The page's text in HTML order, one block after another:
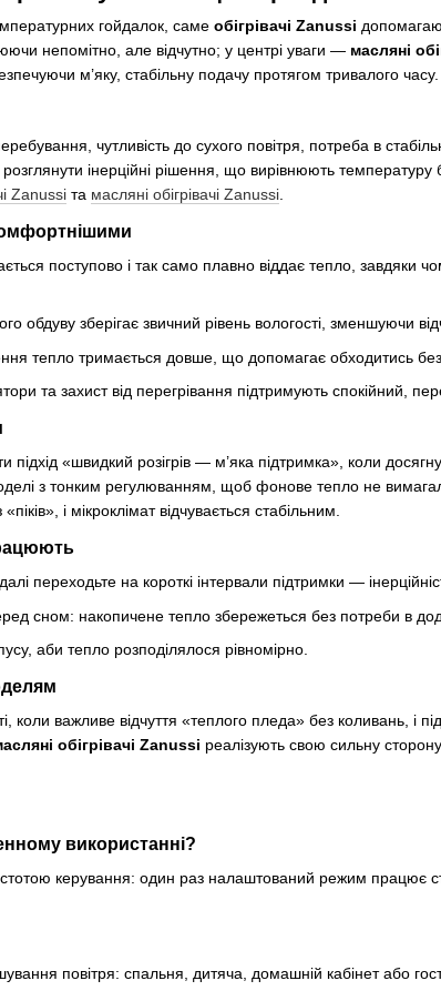
гойдалок, саме обігрівачі Zanussi
непомітно, але відчутно; у центрі уваги — масляні
м’яку, стабільну подачу протягом тривалого часу.
чутливість до сухого повітря, потреба в
розглянути інерційні рішення, що вирівнюють
Zanussi та масляні обігрівачі Zanussi
поступово і так само плавно віддає тепло, завдяки
обдуву зберігає звичний рівень вологості, зменшуючи
тепло тримається довше, що допомагає обходитись без
та захист від перегрівання підтримують спокійний,
підхід «швидкий розігрів — м’яка підтримка», коли
з тонким регулюванням, щоб фонове тепло не
і мікроклімат відчувається стабільним.
переходьте на короткі інтервали підтримки —
сном: накопичене тепло збережеться без потреби в
аби тепло розподілялося рівномірно.
важливе відчуття «теплого пледа» без коливань, і
обігрівачі Zanussi реалізують свою сильну
використанні?
керування: один раз налаштований режим працює
повітря: спальня, дитяча, домашній кабінет або
продумана інерційність масляних радіаторів
навантажень.
групи у нашому контенті
рішення для щоденного підтримання тепла у
Zanussi:вибір для спалень, дитячих кімнат, кабінетів
та відсутність запахів.
входження до великої міжнародної групи посилює
зайвого»:
пріоритет — зрозуміла функціональність і
якими користуються один раз.
обігрівачі Zanussi
тепло у спальні без зайвих звуків, забезпечити
або швидко «оживити» гостьову кімнату у заміському
зате довго тримає тепло.
підхід
обігріву — це розумне співвідношення вартості та
А простота конструкції означає зрозумілий догляд і
Для категоріїобігрівачі, включно з
затишок, який не потребує додаткових пояснень.